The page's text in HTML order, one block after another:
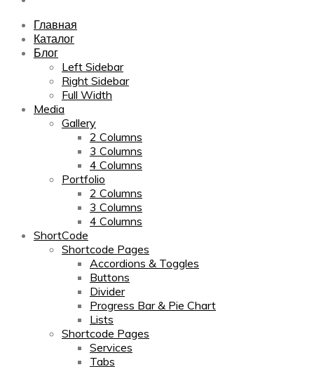
Главная
Каталог
Блог
Left Sidebar
Right Sidebar
Full Width
Media
Gallery
2 Columns
3 Columns
4 Columns
Portfolio
2 Columns
3 Columns
4 Columns
ShortCode
Shortcode Pages
Accordions & Toggles
Buttons
Divider
Progress Bar & Pie Chart
Lists
Shortcode Pages
Services
Tabs